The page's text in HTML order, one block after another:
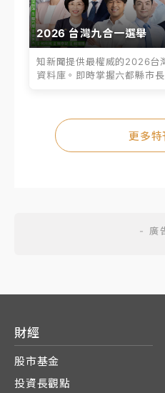
2026 台灣九合一選舉
知新聞提供最權威的2026台
資料庫。即時掌握六都縣市
更多特
財經
股市基金
投資長觀點